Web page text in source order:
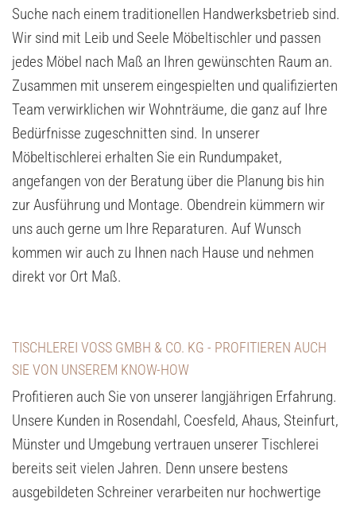
Suche nach einem traditionellen Handwerksbetrieb sind.
Wir sind mit Leib und Seele Möbeltischler und passen
jedes Möbel nach Maß an Ihren gewünschten Raum an.
Zusammen mit unserem eingespielten und qualifizierten
Team verwirklichen wir Wohnträume, die ganz auf Ihre
Bedürfnisse zugeschnitten sind. In unserer
Möbeltischlerei erhalten Sie ein Rundumpaket,
angefangen von der Beratung über die Planung bis hin
zur Ausführung und Montage. Obendrein kümmern wir
uns auch gerne um Ihre Reparaturen. Auf Wunsch
kommen wir auch zu Ihnen nach Hause und nehmen
direkt vor Ort Maß.
TISCHLEREI VOSS GMBH & CO. KG - PROFITIEREN AUCH
SIE VON UNSEREM KNOW-HOW
Profitieren auch Sie von unserer langjährigen Erfahrung.
Unsere Kunden in Rosendahl, Coesfeld, Ahaus, Steinfurt,
Münster und Umgebung vertrauen unserer Tischlerei
bereits seit vielen Jahren. Denn unsere bestens
ausgebildeten Schreiner verarbeiten nur hochwertige